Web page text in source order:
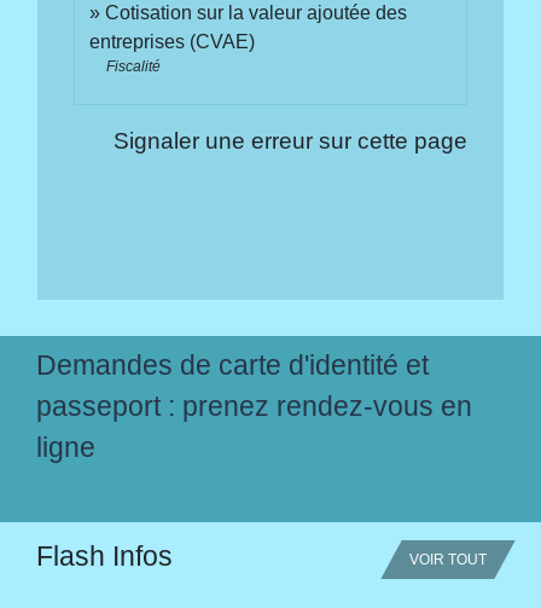
Cotisation sur la valeur ajoutée des
entreprises (CVAE)
Fiscalité
Signaler une erreur sur cette page
Demandes de carte d'identité et
passeport : prenez rendez-vous en
ligne
Flash Infos VOIR TOUT